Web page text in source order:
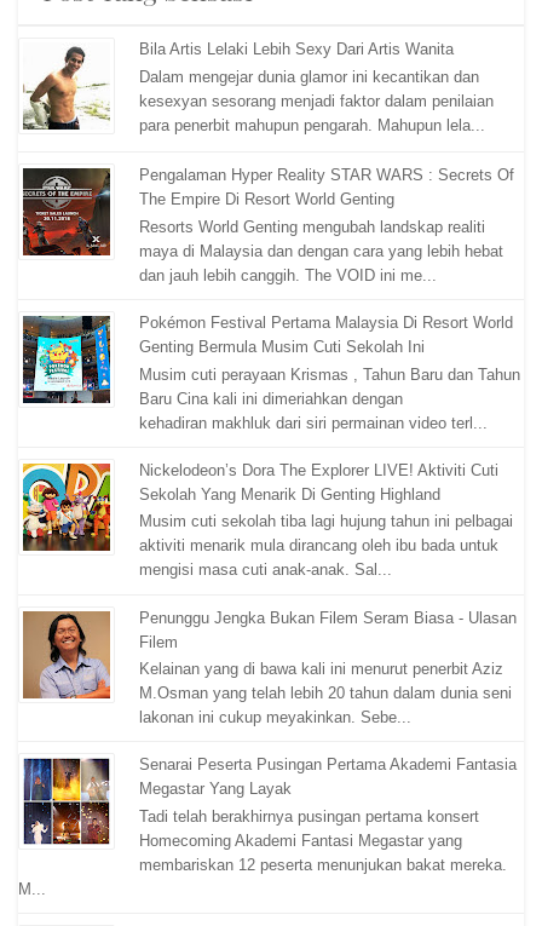
Bila Artis Lelaki Lebih Sexy Dari Artis Wanita
Dalam mengejar dunia glamor ini kecantikan dan
kesexyan sesorang menjadi faktor dalam penilaian
para penerbit mahupun pengarah. Mahupun lela...
Pengalaman Hyper Reality STAR WARS : Secrets Of
The Empire Di Resort World Genting
Resorts World Genting mengubah landskap realiti
maya di Malaysia dan dengan cara yang lebih hebat
dan jauh lebih canggih. The VOID ini me...
Pokémon Festival Pertama Malaysia Di Resort World
Genting Bermula Musim Cuti Sekolah Ini
Musim cuti perayaan Krismas , Tahun Baru dan Tahun
Baru Cina kali ini dimeriahkan dengan
kehadiran makhluk dari siri permainan video terl...
Nickelodeon’s Dora The Explorer LIVE! Aktiviti Cuti
Sekolah Yang Menarik Di Genting Highland
Musim cuti sekolah tiba lagi hujung tahun ini pelbagai
aktiviti menarik mula dirancang oleh ibu bada untuk
mengisi masa cuti anak-anak. Sal...
Penunggu Jengka Bukan Filem Seram Biasa - Ulasan
Filem
Kelainan yang di bawa kali ini menurut penerbit Aziz
M.Osman yang telah lebih 20 tahun dalam dunia seni
lakonan ini cukup meyakinkan. Sebe...
Senarai Peserta Pusingan Pertama Akademi Fantasia
Megastar Yang Layak
Tadi telah berakhirnya pusingan pertama konsert
Homecoming Akademi Fantasi Megastar yang
membariskan 12 peserta menunjukan bakat mereka.
M...